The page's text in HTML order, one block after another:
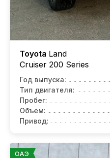
Toyota Land
Cruiser 200 Series
Год выпуска:
Тип двигателя:
Пробег:
Объем:
Привод:
ОАЭ